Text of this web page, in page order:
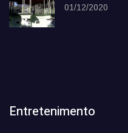
01/12/2020
Entretenimento